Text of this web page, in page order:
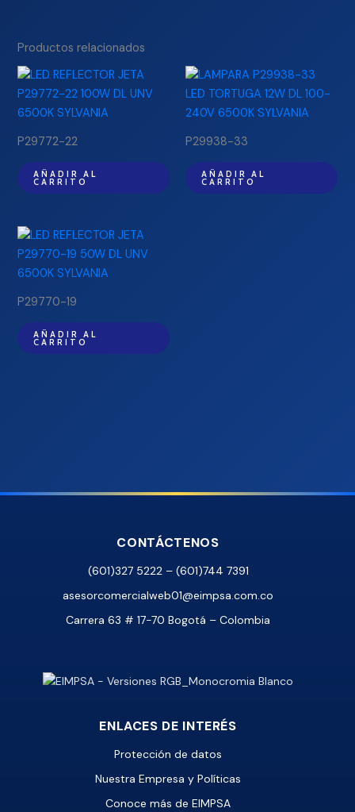
Productos relacionados
P29772-22
AÑADIR AL
CARRITO
P29938-33
AÑADIR AL
CARRITO
P29770-19
AÑADIR AL
CARRITO
CONTÁCTENOS
(601)327 5222 – (601)744 7391
asesorcomercialweb01@eimpsa.com.co
Carrera 63 # 17-70 Bogotá – Colombia
ENLACES DE INTERÉS
Protección de datos
Nuestra Empresa y Políticas
Conoce más de EIMPSA